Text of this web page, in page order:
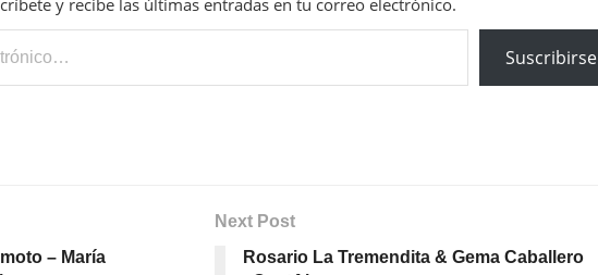
y recibe las últimas entradas en tu correo electrónico.
Suscribirse
– María
Next Post
Rosario La Tremendita & Gema Caballero